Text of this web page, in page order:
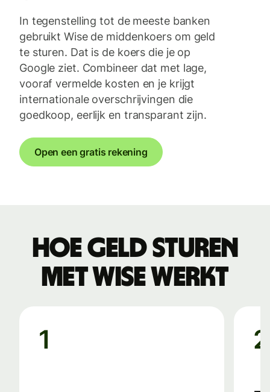
In tegenstelling tot de meeste banken
gebruikt Wise de middenkoers om geld
te sturen. Dat is de koers die je op
Google ziet. Combineer dat met lage,
vooraf vermelde kosten en je krijgt
internationale overschrijvingen die
goedkoop, eerlijk en transparant zijn.
Open een gratis rekening
Hoe geld sturen
met Wise werkt
1 2